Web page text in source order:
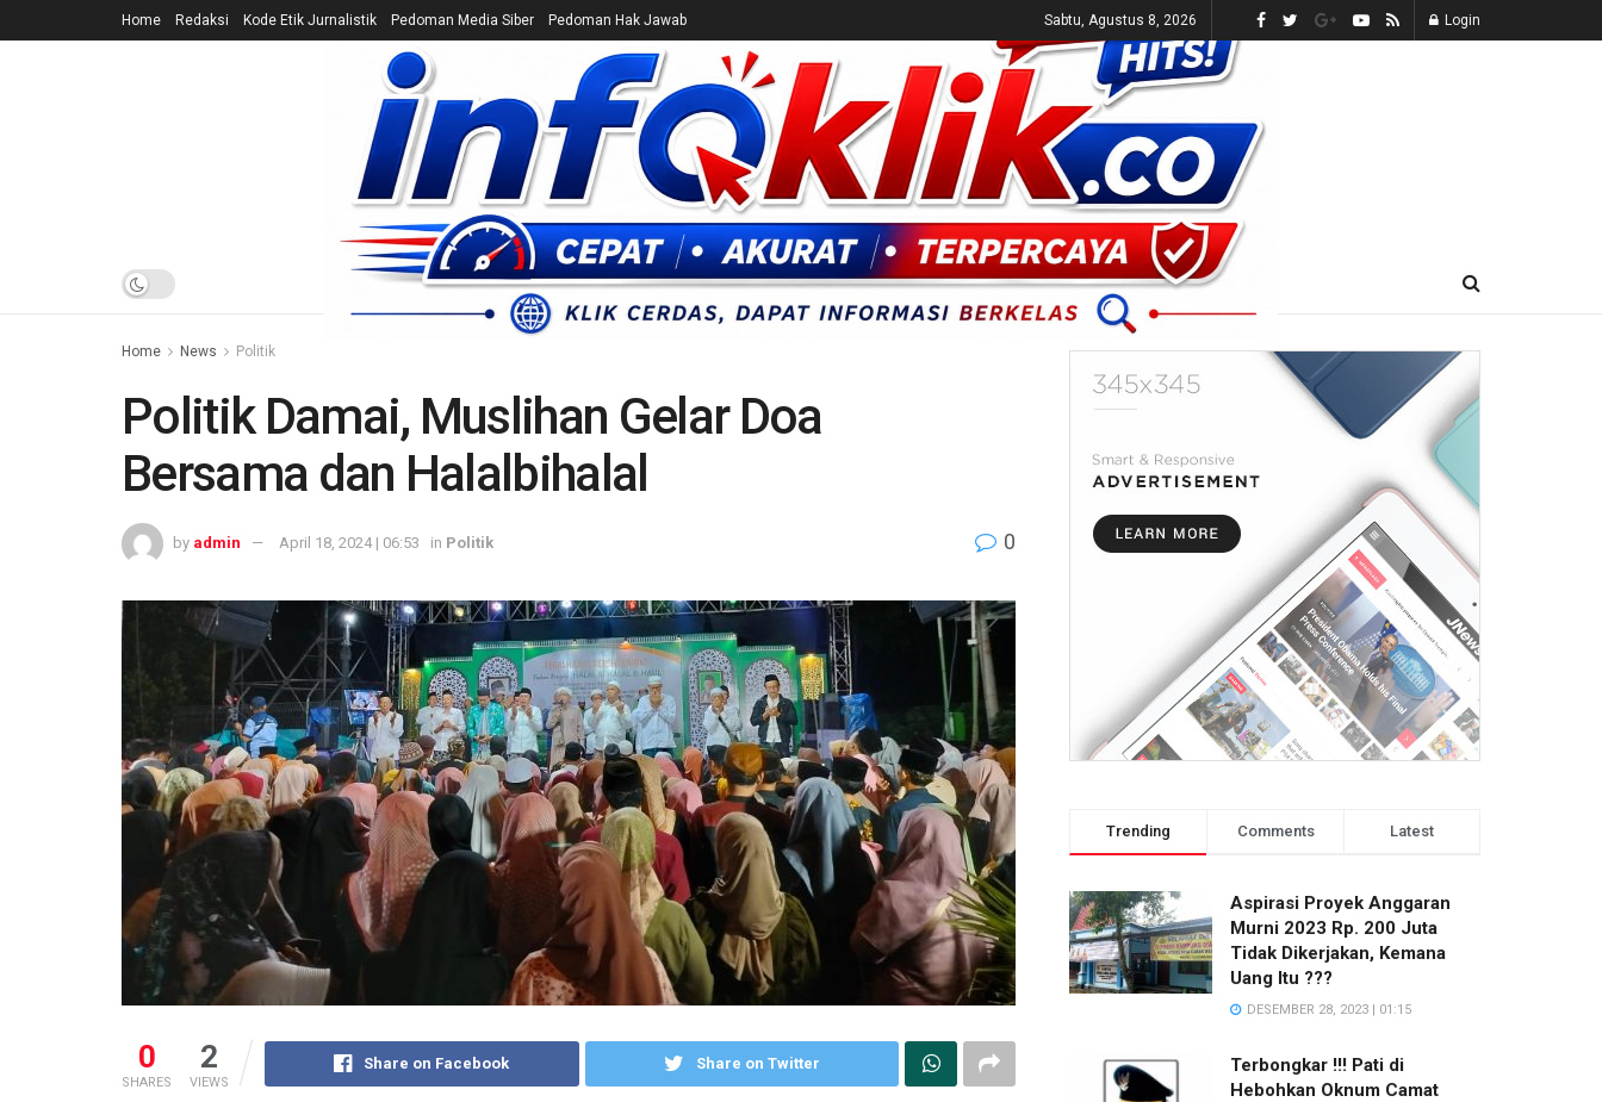
Home Redaksi Kode Etik Jurnalistik Pedoman Media Siber Pedoman Hak Jawab Sabtu, Agustus 8, 2026 Login
HOME NEWS CEK FAKTA ENTERTAINMENT BREAKING NEWS UMUM E-KORAN LIVE TV
Home News Politik
Politik Damai, Muslihan Gelar Doa
Bersama dan Halalbihalal
by admin April 18, 2024 | 06:53 in Politik 0
0
SHARES
2
VIEWS
Share on Facebook Share on Twitter
Trending Comments Latest
Aspirasi Proyek Anggaran
Murni 2023 Rp. 200 Juta
Tidak Dikerjakan, Kemana
Uang Itu ???
DESEMBER 28, 2023 | 01:15
Terbongkar !!! Pati di
Hebohkan Oknum Camat